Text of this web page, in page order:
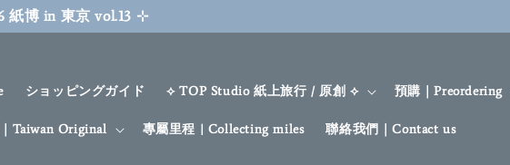
April New Sale SHOP NOW
ショッピングガイド ⟡ TOP Studio 紙上旅行 / 原創 ⟡ 預購｜Preordering
Taiwan Original 專屬里程 | Collecting miles 聯絡我們｜Contact us